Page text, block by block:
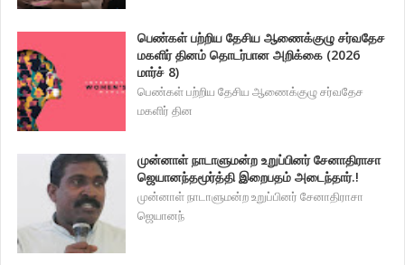
பெண்கள் பற்றிய தேசிய ஆணைக்குழு சர்வதேச
மகளிர் தினம் தொடர்பான அறிக்கை (2026
மார்ச் 8)
பெண்கள் பற்றிய தேசிய ஆணைக்குழு சர்வதேச
மகளிர் தின
முன்னாள் நாடாளுமன்ற உறுப்பினர் சேனாதிராசா
ஜெயானந்தமூர்த்தி இறைபதம் அடைந்தார்.!
முன்னாள் நாடாளுமன்ற உறுப்பினர் சேனாதிராசா
ஜெயானந்